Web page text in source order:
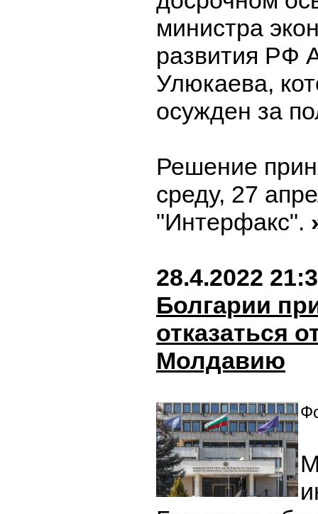
министра
развития РФ
Улюкаева,
осужден за
Решение
среду, 27
"Интерфакс".
28.4.2022
Болгарии
отказаться
Молдавию